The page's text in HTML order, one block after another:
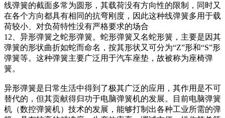
线弹簧的截面多常为圆形，其载荷没有方向性的限制，同时又
在各个方向都具有相同的抗弯刚度，因此这种线弹簧多用于载
荷较小、对负荷特性没有严格要求的场合
12、异形弹簧之蛇形弹簧。蛇形弹簧又名蛇形簧，主要是因其
弹簧的形状曲折如蛇而命名，按其形状又可分为“Z”形和“S”形
弹簧等。这种弹簧主要广泛用于汽车座垫，故被称为座椅弹
簧。
异形弹簧是日常生活中得到了极其广泛的应用，其作用是不可
替代的，但其贡献得归功于电脑弹簧机的发展。目前电脑弹簧
机（数控弹簧机）技术的发展，能够打制出各种工业所需的弹